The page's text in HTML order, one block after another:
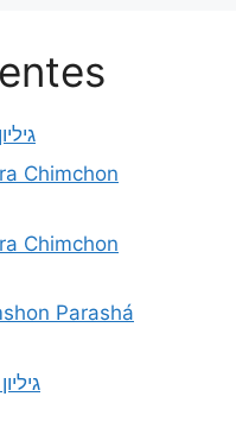
Chimchon
Chimchon
Parashá